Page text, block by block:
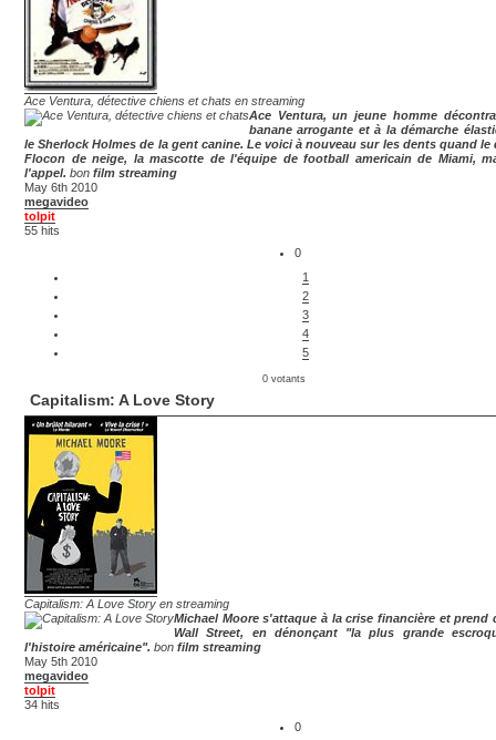
Ace Ventura, détective chiens et chats en streaming
Ace Ventura, un jeune homme
banane arrogante et à la démarche
le Sherlock Holmes de la gent canine. Le voici à nouveau sur les dents quand le
Flocon de neige, la mascotte de l'équipe de football americain de Miami,
l'appel. bon film streaming
May 6th 2010
megavideo
tolpit
55 hits
0
1
2
3
4
5
0 votants
Capitalism: A Love Story
Capitalism: A Love Story en streaming
Michael Moore s'attaque à la crise financière et prend
Wall Street, en dénonçant "la plus grande
l'histoire américaine". bon film streaming
May 5th 2010
megavideo
tolpit
34 hits
0